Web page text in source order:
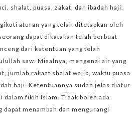
shalat, puasa, zakat, dan ibadah haji.
aturan yang telah ditetapkan oleh
dapat dikatakan telah berbuat
dari ketentuan yang telah
saw. Misalnya, mengenai air yang
jumlah rakaat shalat wajib, waktu puasa
haji. Ketentuannya sudah jelas diatur
dalam fikih Islam. Tidak boleh ada
dapat menambah dan mengurangi